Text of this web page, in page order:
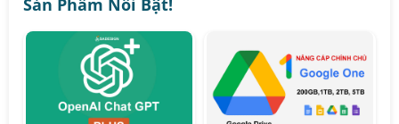
Sản Phẩm Nổi Bật!